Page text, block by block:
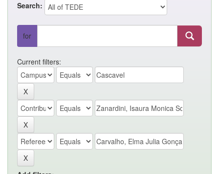
Search:
for
Current filters: